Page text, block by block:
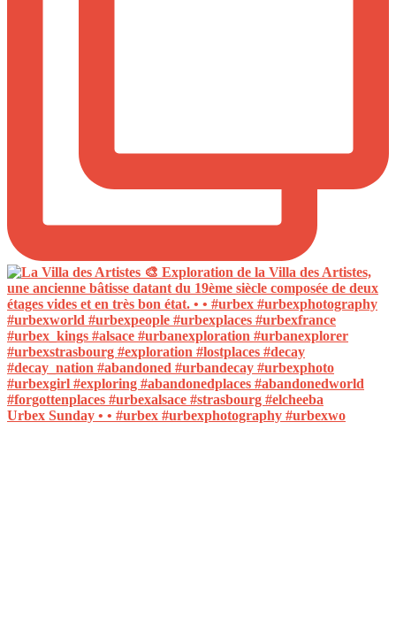
Urbex Sunday • • #urbex #urbexphotography #urbexwo